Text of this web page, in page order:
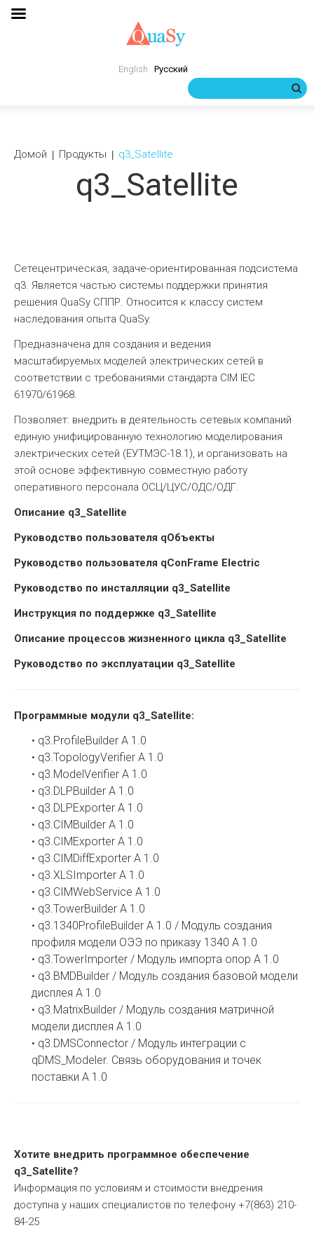
English Русский
q3_Satellite
Домой Продукты q3_Satellite
Сетецентрическая, задаче-ориентированная подсистема
q3. Является частью системы поддержки принятия
решения QuaSy СППР. Относится к классу систем
наследования опыта QuaSy.
Предназначена для создания и ведения
масштабируемых моделей электрических сетей в
соответствии с требованиями стандарта CIM IEC
61970/61968.
Позволяет: внедрить в деятельность сетевых компаний
единую унифицированную технологию моделирования
электрических сетей (ЕУТМЭС-18.1), и организовать на
этой основе эффективную совместную работу
оперативного персонала ОСЦ/ЦУС/ОДС/ОДГ.
Описание q3_Satellite
Руководство пользователя qОбъекты
Руководство пользователя qConFrame Electric
Руководство по инсталляции q3_Satellite
Инструкция по поддержке q3_Satellite
Описание процессов жизненного цикла q3_Satellite
Руководство по эксплуатации q3_Satellite
Программные модули q3_Satellite:
• q3.ProfileBuilder А 1.0
• q3.TopologyVerifier А 1.0
• q3.ModelVerifier А 1.0
• q3.DLPBuilder А 1.0
• q3.DLPExporter А 1.0
• q3.CIMBuilder А 1.0
• q3.CIMExporter А 1.0
• q3.CIMDiffExporter А 1.0
• q3.XLSImporter А 1.0
• q3.CIMWebService А 1.0
• q3.TowerBuilder А 1.0
• q3.1340ProfileBuilder А 1.0 / Модуль создания
профиля модели ОЭЭ по приказу 1340 A 1.0
• q3.TowerImporter / Модуль импорта опор А 1.0
• q3.BMDBuilder / Модуль создания базовой модели
дисплея А 1.0
• q3.MatrixBuilder / Модуль создания матричной
модели дисплея А 1.0
• q3.DMSConnector / Модуль интеграции с
qDMS_Modeler. Связь оборудования и точек
поставки А 1.0
Хотите внедрить программное обеспечение
q3_Satellite?
Информация по условиям и стоимости внедрения
доступна у наших специалистов по телефону +7(863) 210-
84-25